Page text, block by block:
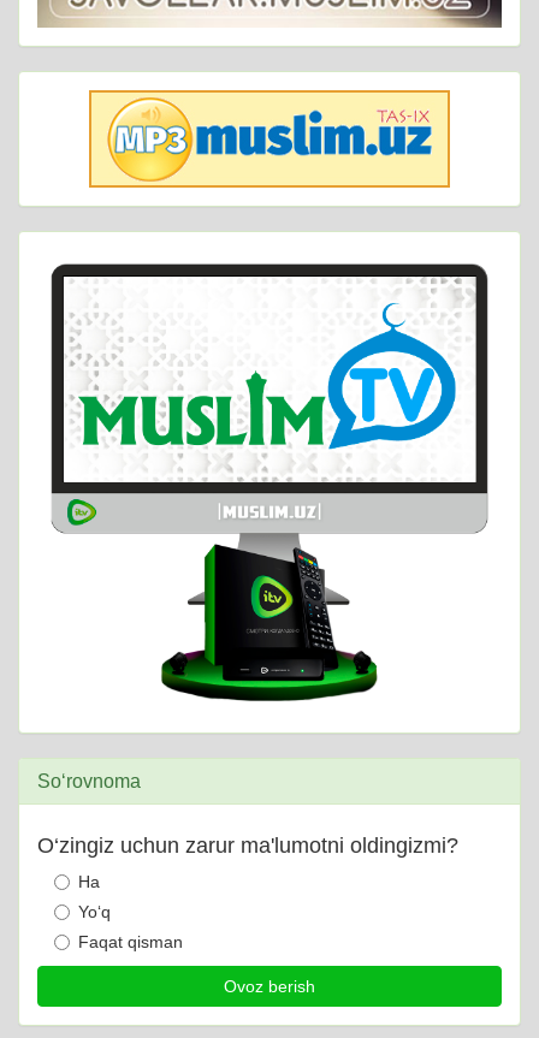
So‘rovnoma
O‘zingiz uchun zarur ma'lumotni oldingizmi?
Ha
Yo‘q
Faqat qisman